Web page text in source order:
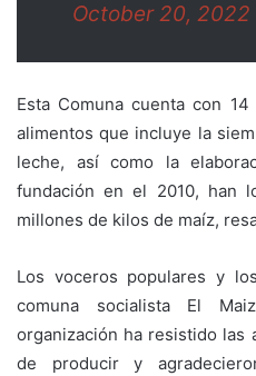
October 20, 2022
Esta Comuna cuenta con
alimentos que incluye la
leche, así como la
fundación en el 2010, han
millones de kilos de maíz,
Los voceros populares ylos
comuna socialista El
organización ha resistido las
de producir y